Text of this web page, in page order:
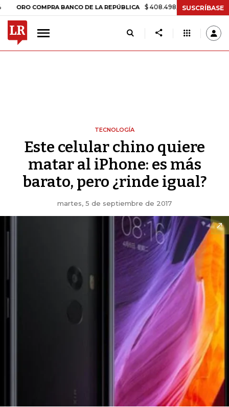
COMPRA BANCO DE LA REPÚBLICA $ 408.498,97 +$ 8.753,81
SUSCRÍBASE
TECNOLOGÍA
Este celular chino quiere
matar al iPhone: es más
barato, pero ¿rinde igual?
martes, 5 de septiembre de 2017